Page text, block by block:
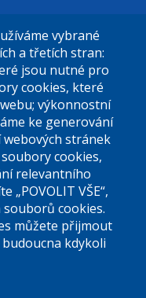
18.00
vybrané
a třetích stran:
jsou nutné pro
cookies, které
výkonnostní
ke generování
stránek
cookies,
relevantního
„POVOLIT VŠE“,
cookies.
můžete přijmout
kdykoli